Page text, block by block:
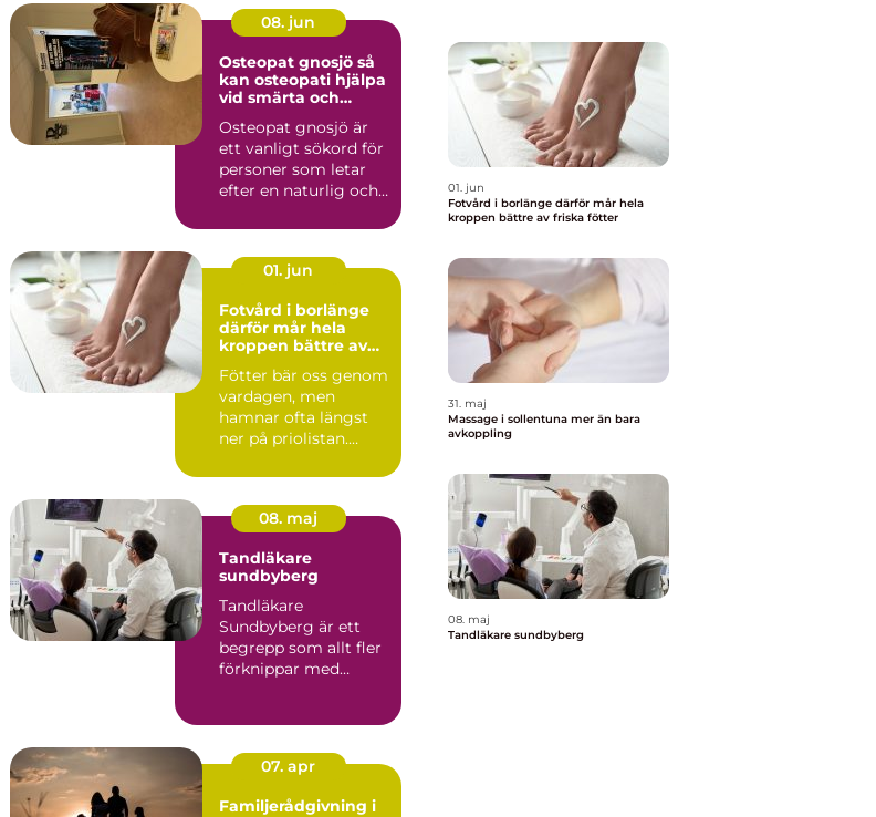
08. jun
Osteopat gnosjö så
kan osteopati hjälpa
vid smärta och
Osteopat gnosjö är
ett vanligt sökord för
personer som letar
efter en naturlig och
01. jun
Fotvård i borlänge
därför mår hela
kroppen bättre av
Fötter bär oss genom
vardagen, men
hamnar ofta längst
ner på priolistan.
först när...
08. maj
Tandläkare
sundbyberg
Tandläkare
Sundbyberg är ett
begrepp som allt fler
förknippar med
07. apr
Familjerådgivning i
01. jun
Fotvård i borlänge därför mår hela
kroppen bättre av friska fötter
31. maj
Massage i sollentuna mer än bara
avkoppling
08. maj
Tandläkare sundbyberg